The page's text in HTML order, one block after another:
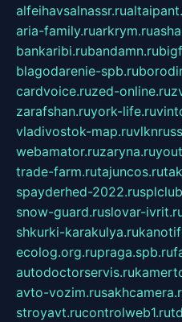
alfeihavsalnassr.ru
aria-family.ruarkrym.ru
bankaribi.rubandamn.ru
blagodarenie-spb.ru
cardvoice.ruzed-online.ru
zarafshan.ruyork-life.ru
vladivostok-map.ru
webamator.ruzaryna.ru
trade-farm.rutajuncos.ru
spayderhed-2022.ru
snow-guard.ruslovar-
shkurki-karakulya.ru
ecolog.org.rupraga.spb.ru
autodoctorservis.ru
avto-vozim.ru
stroyavt.rucontrolweb1.ru